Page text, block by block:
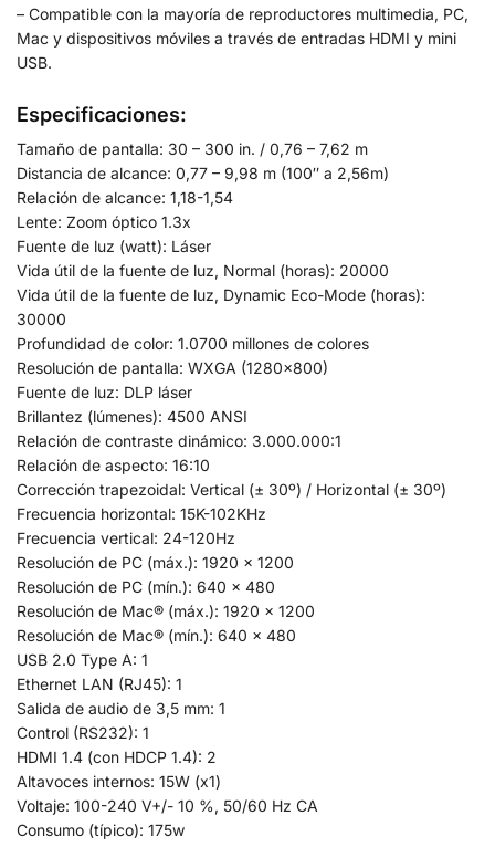
– Compatible con la mayoría de reproductores multimedia, PC,
Mac y dispositivos móviles a través de entradas HDMI y mini
USB.
Especificaciones:
Tamaño de pantalla: 30 – 300 in. / 0,76 – 7,62 m
Distancia de alcance: 0,77 – 9,98 m (100″ a 2,56m)
Relación de alcance: 1,18-1,54
Lente: Zoom óptico 1.3x
Fuente de luz (watt): Láser
Vida útil de la fuente de luz, Normal (horas): 20000
Vida útil de la fuente de luz, Dynamic Eco-Mode (horas):
30000
Profundidad de color: 1.0700 millones de colores
Resolución de pantalla: WXGA (1280×800)
Fuente de luz: DLP láser
Brillantez (lúmenes): 4500 ANSI
Relación de contraste dinámico: 3.000.000:1
Relación de aspecto: 16:10
Corrección trapezoidal: Vertical (± 30º) / Horizontal (± 30º)
Frecuencia horizontal: 15K-102KHz
Frecuencia vertical: 24-120Hz
Resolución de PC (máx.): 1920 x 1200
Resolución de PC (mín.): 640 x 480
Resolución de Mac® (máx.): 1920 x 1200
Resolución de Mac® (mín.): 640 x 480
USB 2.0 Type A: 1
Ethernet LAN (RJ45): 1
Salida de audio de 3,5 mm: 1
Control (RS232): 1
HDMI 1.4 (con HDCP 1.4): 2
Altavoces internos: 15W (x1)
Voltaje: 100-240 V+/- 10 %, 50/60 Hz CA
Consumo (típico): 175w